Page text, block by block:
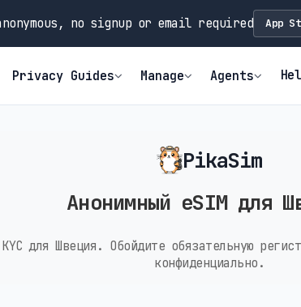
no signup or email required App
Privacy Guides Manage Agents
PikaSim
Анонимный eSIM для
для Швеция. Обойдите обязательную
конфиденциально.